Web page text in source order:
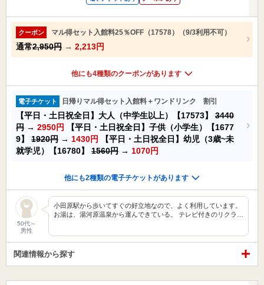
クーポン マル得セット入館料25％OFF（17578）（9/3利用不可）
通常2,950円 → 2,213円
他にも4種類のクーポンがあります
電子チケット 日帰りマル得セット入館料＋ワンドリンク 割引
【平日・土日祝全日】大人（中学生以上）【17573】 3440
円 → 2950円
【平日・土日祝全日】子供（小学生）【1677
9】 1920円 → 1430円
【平日・土日祝全日】幼児（3歳~未
就学児）【16780】 1560円 → 1070円
他にも2種類の電子チケットがあります
50代～
男性
小田原駅から歩いてすぐの好立地なので、よく利用しています。
お湯は、湯河原温泉から運んできている。 テレビ付きのリクラ…
関連情報から探す